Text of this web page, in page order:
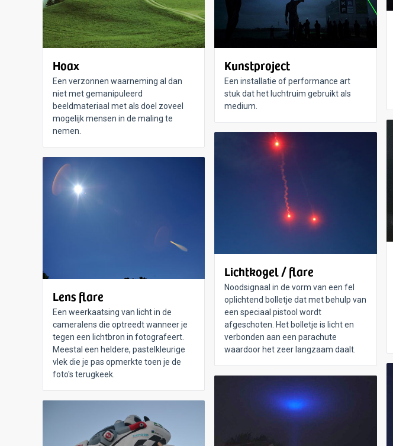
Hoax
Een verzonnen waarneming al dan
niet met gemanipuleerd
beeldmateriaal met als doel zoveel
mogelijk mensen in de maling te
nemen.
Lens flare
Een weerkaatsing van licht in de
cameralens die optreedt wanneer je
tegen een lichtbron in fotografeert.
Meestal een heldere, pastelkleurige
vlek die je pas opmerkte toen je de
foto's terugkeek.
Kunstproject
Een installatie of performance art
stuk dat het luchtruim gebruikt als
medium.
Lichtkogel / flare
Noodsignaal in de vorm van een fel
oplichtend bolletje dat met behulp van
een speciaal pistool wordt
afgeschoten. Het bolletje is licht en
verbonden aan een parachute
waardoor het zeer langzaam daalt.